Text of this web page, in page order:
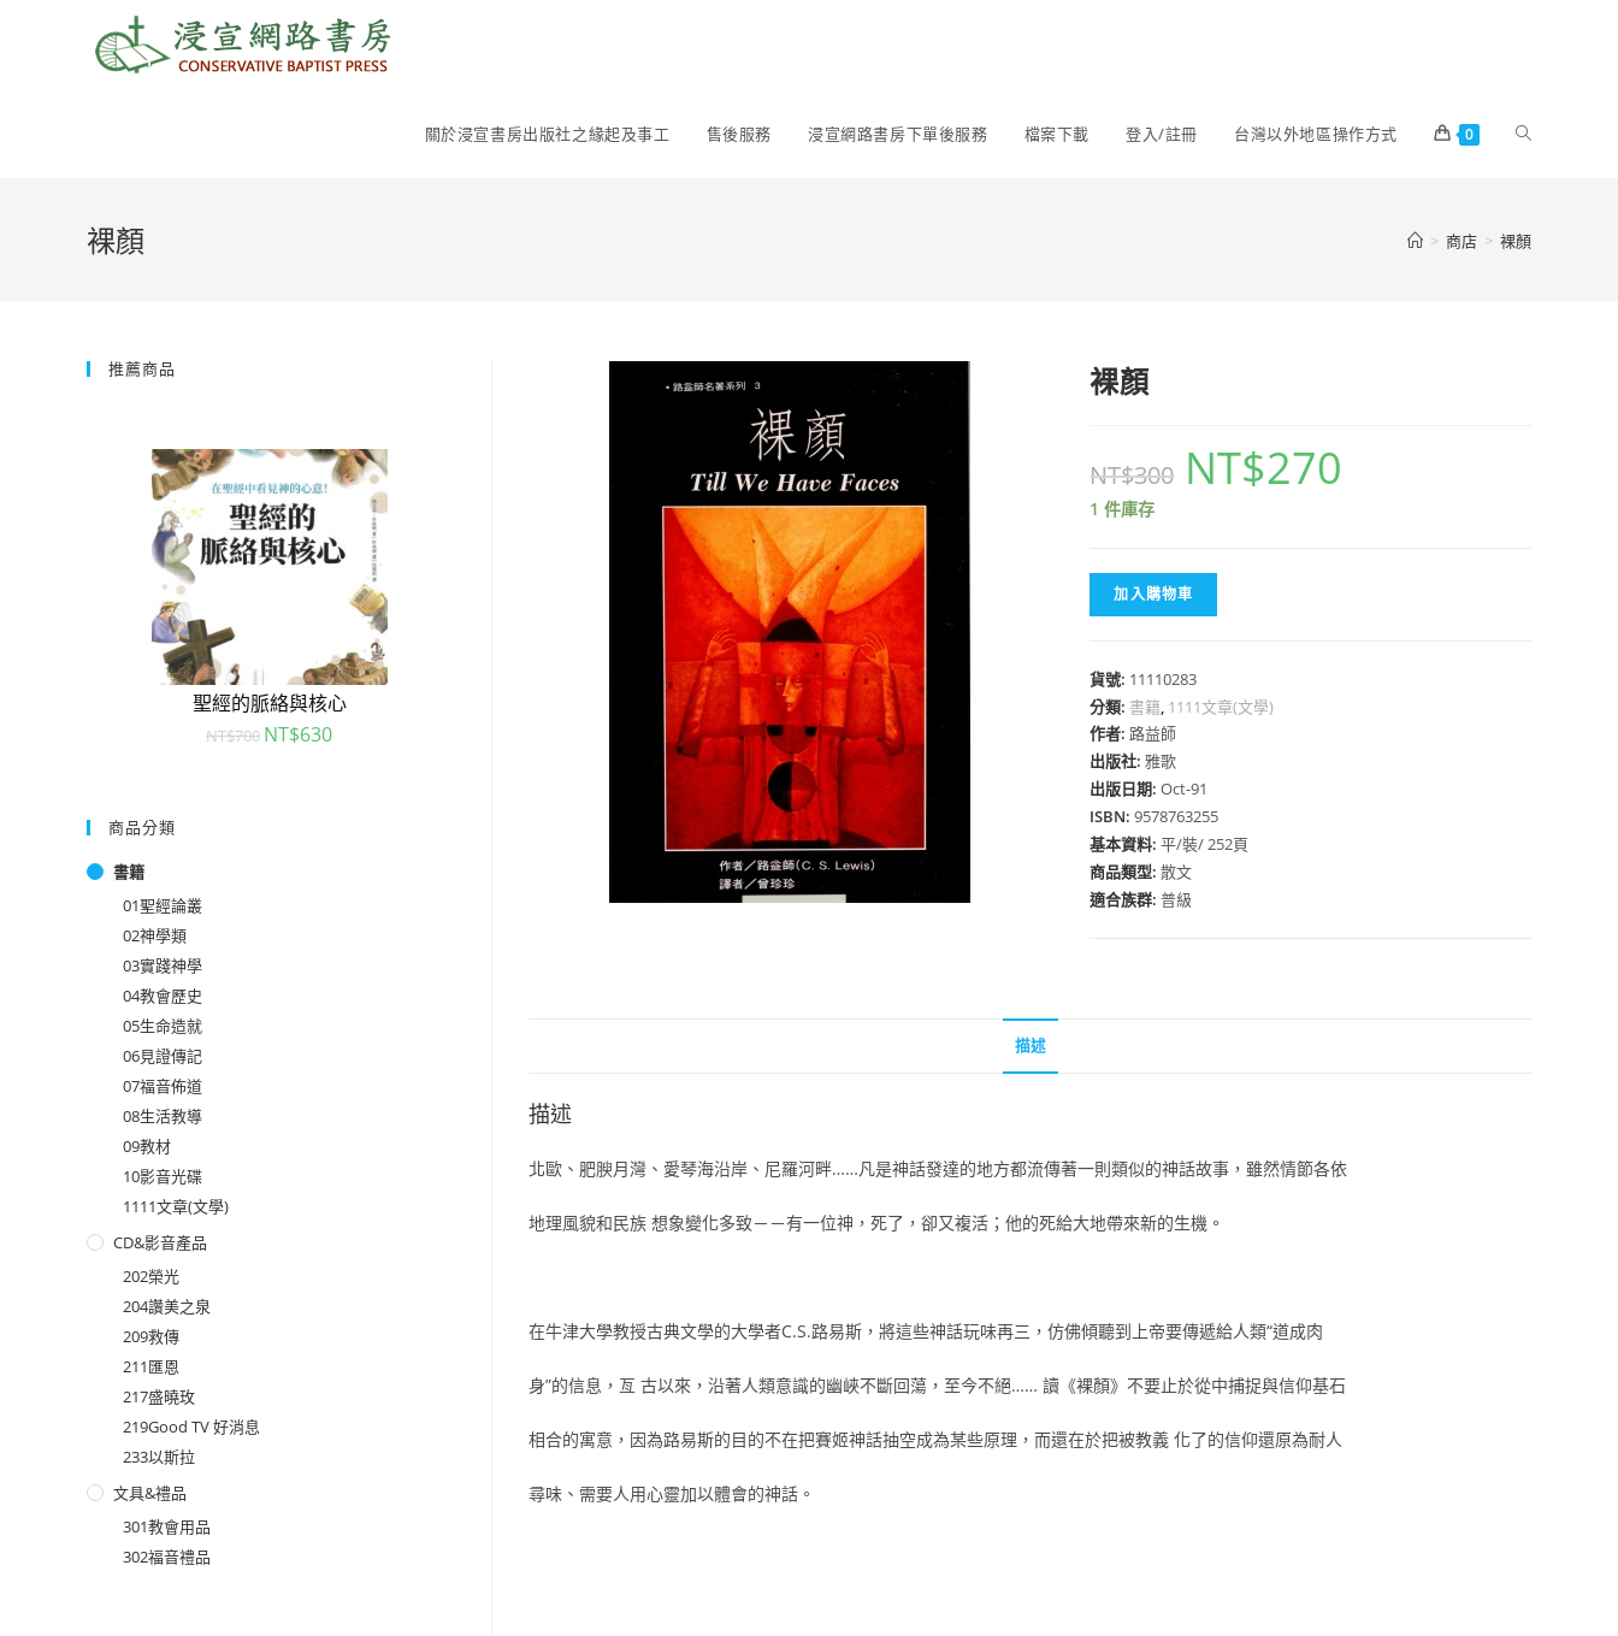
關於浸宣書房出版社之緣起及事工 售後服務 浸宣網路書房下單後服務 檔案下載 登入/註冊 台灣以外地區操作方式 0
裸顏 > 商店 > 裸顏
裸顏
NT$300 NT$270
1 件庫存
加入購物車
貨號: 11110283
分類: 書籍, 1111文章(文學)
作者: 路益師
出版社:雅歌
出版日期:Oct-91
ISBN:9578763255
基本資料:平/裝/ 252頁
商品類型:散文
適合族群:普級
描述
描述
北歐、肥腴月灣、愛琴海沿岸、尼羅河畔……凡是神話發達的地方都流傳著一則類似的神話故事，雖然情節各依
地理風貌和民族 想象變化多致－－有一位神，死了，卻又複活；他的死給大地帶來新的生機。
在牛津大學教授古典文學的大學者C.S.路易斯，將這些神話玩味再三，仿佛傾聽到上帝要傳遞給人類“道成肉
身”的信息，亙 古以來，沿著人類意識的幽峽不斷回蕩，至今不絕…… 讀《裸顏》不要止於從中捕捉與信仰基石
相合的寓意，因為路易斯的目的不在把賽姬神話抽空成為某些原理，而還在於把被教義 化了的信仰還原為耐人
尋味、需要人用心靈加以體會的神話。
推薦商品
聖經的脈絡與核心
NT$700 NT$630
聖經的脈絡與核心
NT$630
商品分類
書籍
01聖經論叢
02神學類
03實踐神學
04教會歷史
05生命造就
06見證傳記
07福音佈道
08生活教導
09教材
10影音光碟
1111文章(文學)
CD&影音產品
202榮光
204讚美之泉
209救傳
211匯恩
217盛曉玫
219Good TV 好消息
233以斯拉
文具&禮品
301教會用品
302福音禮品